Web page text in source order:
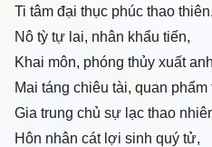
Ti tâm đại thục phúc thao thiên,
Nô tỳ tự lai, nhân khẩu tiến,
Khai môn, phóng thủy xuất
Mai táng chiêu tài, quan phẩm
Gia trung chủ sự lạc thao
Hôn nhân cát lợi sinh quý tử,